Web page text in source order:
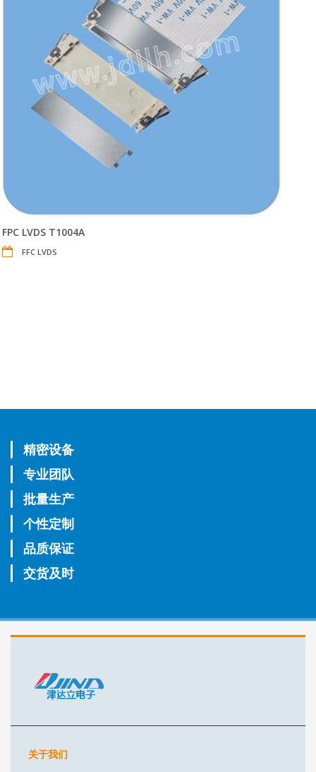
FPC LVDS T1004A
FFC LVDS
精密设备
专业团队
批量生产
个性定制
品质保证
交货及时
关于我们